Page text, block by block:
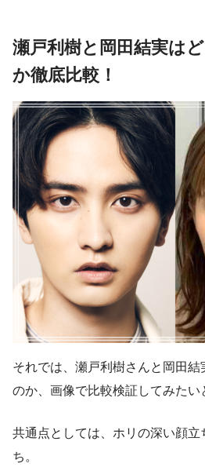
瀬戸利樹と岡田結実は
か徹底比較！
それでは、瀬戸利樹さんと岡田
のか、画像で比較検証してみたい
共通点としては、 ホリの深い顔立
ち。